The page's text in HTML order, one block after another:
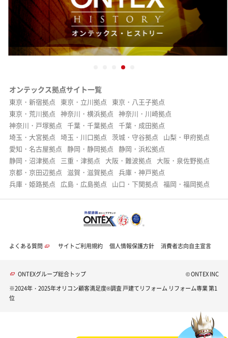
オンテックス拠点サイト一覧
東京・新宿拠点 東京・立川拠点
東京・八王子拠点
東京・荒川拠点 神奈川・横浜拠点 神奈川・川崎拠点
神奈川・戸塚拠点
千葉・千葉拠点
千葉・成田拠点
埼玉・大宮拠点 埼玉・川口拠点 茨城・守谷拠点
山梨・甲府拠点
愛知・名古屋拠点 静岡・静岡拠点 静岡・浜松拠点
静岡・沼津拠点
三重・津拠点 大阪・難波拠点
大阪・泉佐野拠点
京都・京田辺拠点 滋賀・滋賀拠点 兵庫・神戸拠点
兵庫・姫路拠点
広島・広島拠点 山口・下関拠点 福岡・福岡拠点
よくある質問 サイトご利用規約 個人情報保護方針 消費者志向自主宣言
ONTEXグループ総合トップ
© ONTEX INC
※2024年・2025年オリコン顧客満足度®調査 戸建てリフォーム リフォーム専業 第1
位